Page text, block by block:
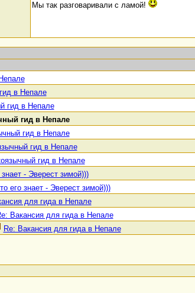
Мы так разговаривали с ламой!
в Непале
гид в Непале
гид в Непале
гид в Непале
гид в Непале
гид в Непале
- Эверест зимой)))
его знает - Эверест зимой)))
для гида в Непале
Вакансия для гида в Непале
Re: Вакансия для гида в Непале